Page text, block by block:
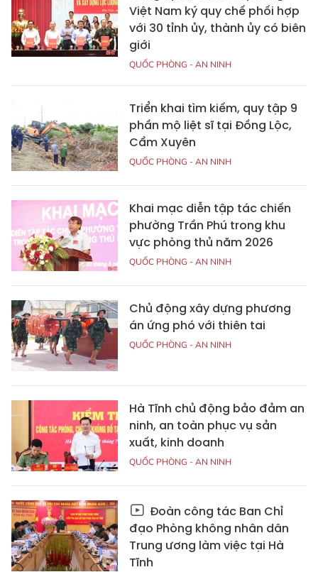
Việt Nam ký quy chế phối hợp
với 30 tỉnh ủy, thành ủy có biên
giới
QUỐC PHÒNG - AN NINH
Triển khai tìm kiếm, quy tập 9
phần mộ liệt sĩ tại Đồng Lộc,
Cẩm Xuyên
QUỐC PHÒNG - AN NINH
Khai mạc diễn tập tác chiến
phường Trần Phú trong khu
vực phòng thủ năm 2026
QUỐC PHÒNG - AN NINH
Chủ động xây dựng phương
án ứng phó với thiên tai
QUỐC PHÒNG - AN NINH
Hà Tĩnh chủ động bảo đảm an
ninh, an toàn phục vụ sản
xuất, kinh doanh
QUỐC PHÒNG - AN NINH
Đoàn công tác Ban Chỉ
đạo Phòng không nhân dân
Trung ương làm việc tại Hà
Tĩnh